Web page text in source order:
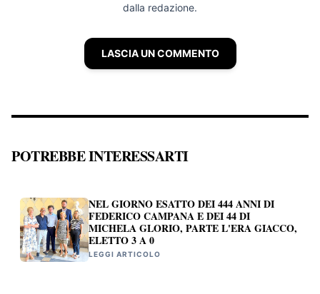
dalla redazione.
LASCIA UN COMMENTO
POTREBBE INTERESSARTI
NEL GIORNO ESATTO DEI 444 ANNI DI
FEDERICO CAMPANA E DEI 44 DI
MICHELA GLORIO, PARTE L'ERA GIACCO,
ELETTO 3 A 0
LEGGI ARTICOLO